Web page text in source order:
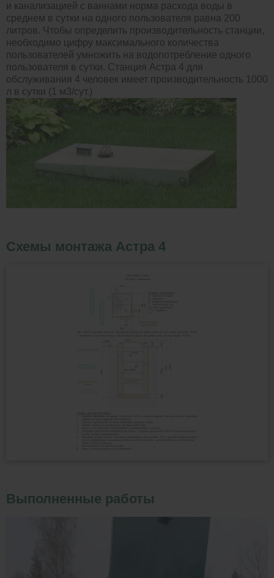
и канализацией с ваннами норма расхода воды в
среднем в сутки на одного пользователя равна 200
литров. Чтобы определить производительность станции,
необходимо цифру максимального количества
пользователей умножить на водопотребление одного
пользователя в сутки. Станция Астра 4 для
обслуживания 4 человек имеет производительность 1000
л в сутки (1 м3/сут.)
Схемы монтажа Астра 4
Выполненные работы